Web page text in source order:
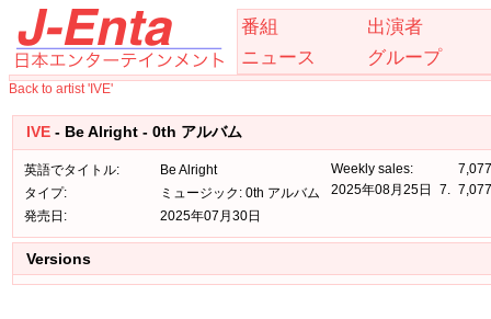
番組
出演者
ニュース
グループ
Back to artist 'IVE'
IVE - Be Alright - 0th アルバム
英語でタイトル:
Be Alright
タイプ:
ミュージック: 0th アルバム
発売日:
2025年07月30日
Weekly sales:
7,077
2025年08月25日
7. 7,077
Versions